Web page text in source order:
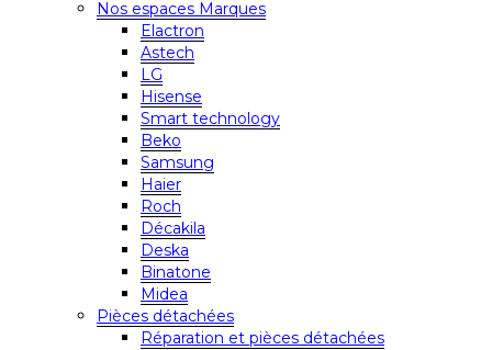
Nos espaces Marques
Elactron
Astech
LG
Hisense
Smart technology
Beko
Samsung
Haier
Roch
Décakila
Deska
Binatone
Midea
Pièces détachées
Réparation et pièces détachées